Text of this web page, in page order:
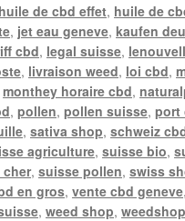
huile de cbd effet, huile de
, jet eau geneve,kaufen
cbd, legal suisse,
, livraison weed, loi cbd,
monthey horaire cbd,
,pollen,pollen suisse,port
,sativa shop,schweiz
agriculture,suisse bio,
cher,suisse pollen,swiss
en gros,vente cbd geneve
,weed shop,weedshop